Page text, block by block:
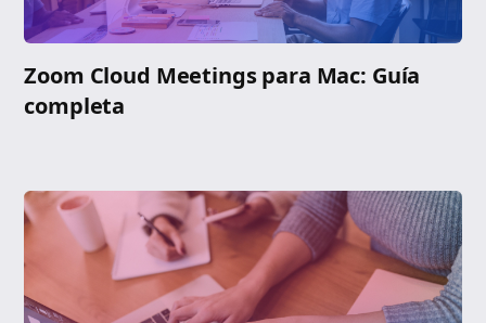
Zoom Cloud Meetings para Mac: Guía
completa